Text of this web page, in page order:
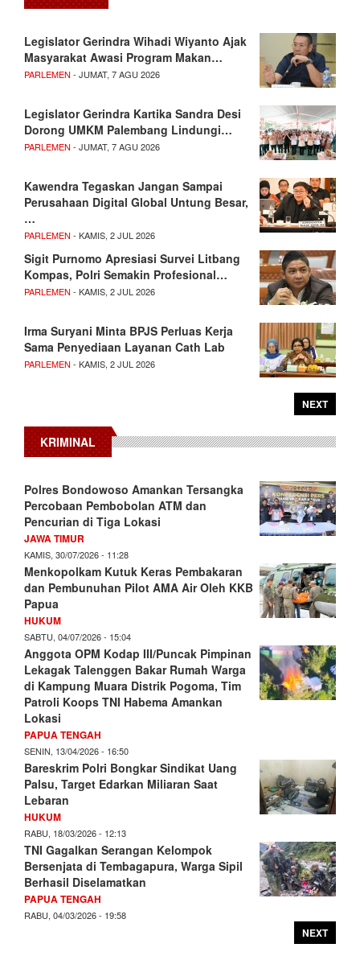
Legislator Gerindra Wihadi Wiyanto Ajak
Masyarakat Awasi Program Makan…
PARLEMEN - JUMAT, 7 AGU 2026
Legislator Gerindra Kartika Sandra Desi
Dorong UMKM Palembang Lindungi…
PARLEMEN - JUMAT, 7 AGU 2026
Kawendra Tegaskan Jangan Sampai
Perusahaan Digital Global Untung Besar,
…
PARLEMEN - KAMIS, 2 JUL 2026
Sigit Purnomo Apresiasi Survei Litbang
Kompas, Polri Semakin Profesional…
PARLEMEN - KAMIS, 2 JUL 2026
Irma Suryani Minta BPJS Perluas Kerja
Sama Penyediaan Layanan Cath Lab
PARLEMEN - KAMIS, 2 JUL 2026
NEXT
KRIMINAL
Polres Bondowoso Amankan Tersangka
Percobaan Pembobolan ATM dan
Pencurian di Tiga Lokasi
JAWA TIMUR
KAMIS, 30/07/2026 - 11:28
Menkopolkam Kutuk Keras Pembakaran
dan Pembunuhan Pilot AMA Air Oleh KKB
Papua
HUKUM
SABTU, 04/07/2026 - 15:04
Anggota OPM Kodap III/Puncak Pimpinan
Lekagak Talenggen Bakar Rumah Warga
di Kampung Muara Distrik Pogoma, Tim
Patroli Koops TNI Habema Amankan
Lokasi
PAPUA TENGAH
SENIN, 13/04/2026 - 16:50
Bareskrim Polri Bongkar Sindikat Uang
Palsu, Target Edarkan Miliaran Saat
Lebaran
HUKUM
RABU, 18/03/2026 - 12:13
TNI Gagalkan Serangan Kelompok
Bersenjata di Tembagapura, Warga Sipil
Berhasil Diselamatkan
PAPUA TENGAH
RABU, 04/03/2026 - 19:58
NEXT